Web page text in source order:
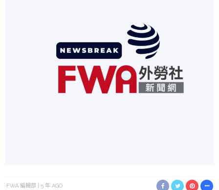
FWA 編輯部 5 年 AGO